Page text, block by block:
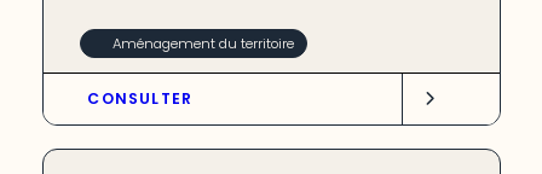
Aménagement du territoire
CONSULTER